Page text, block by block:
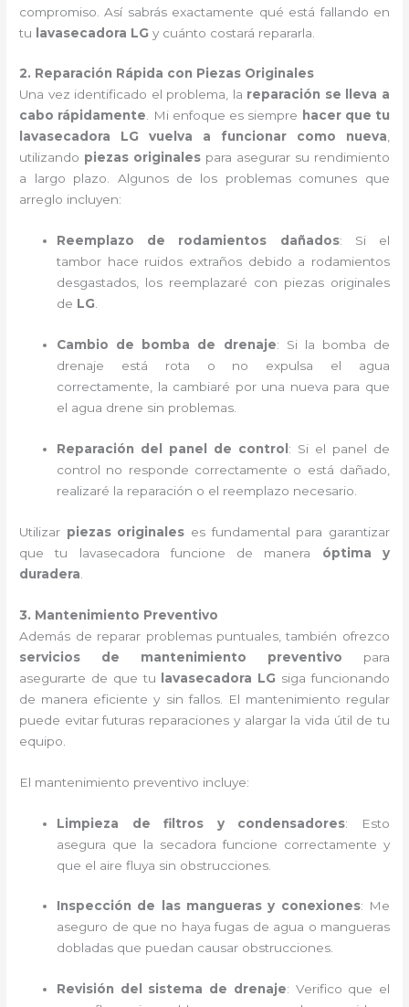
compromiso. Así sabrás exactamente qué está fallando en
tu lavasecadora LG y cuánto costará repararla.
2. Reparación Rápida con Piezas Originales
Una vez identificado el problema, la reparación se lleva a
cabo rápidamente. Mi enfoque es siempre hacer que tu
lavasecadora LG vuelva a funcionar como nueva,
utilizando piezas originales para asegurar su rendimiento
a largo plazo. Algunos de los problemas comunes que
arreglo incluyen:
Reemplazo de rodamientos dañados: Si el
tambor hace ruidos extraños debido a rodamientos
desgastados, los reemplazaré con piezas originales
de LG.
Cambio de bomba de drenaje: Si la bomba de
drenaje está rota o no expulsa el agua
correctamente, la cambiaré por una nueva para que
el agua drene sin problemas.
Reparación del panel de control : Si el panel de
control no responde correctamente o está dañado,
realizaré la reparación o el reemplazo necesario.
Utilizar piezas originales es fundamental para garantizar
que tu lavasecadora funcione de manera óptima y
duradera
3. Mantenimiento Preventivo
Además de reparar problemas puntuales, también ofrezco
servicios de mantenimiento preventivo para
asegurarte de que tu
lavasecadora LG siga funcionando
de manera eficiente y sin fallos. El mantenimiento regular
puede evitar futuras reparaciones y alargar la vida útil de tu
equipo.
El mantenimiento preventivo incluye:
Limpieza de filtros y condensadores: Esto
asegura que la secadora funcione correctamente y
que el aire fluya sin obstrucciones.
Inspección de las mangueras y conexiones: Me
aseguro de que no haya fugas de agua o mangueras
dobladas que puedan causar obstrucciones.
Revisión del sistema de drenaje: Verifico que el